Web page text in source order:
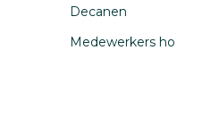
Decanen
Medewerkers ho